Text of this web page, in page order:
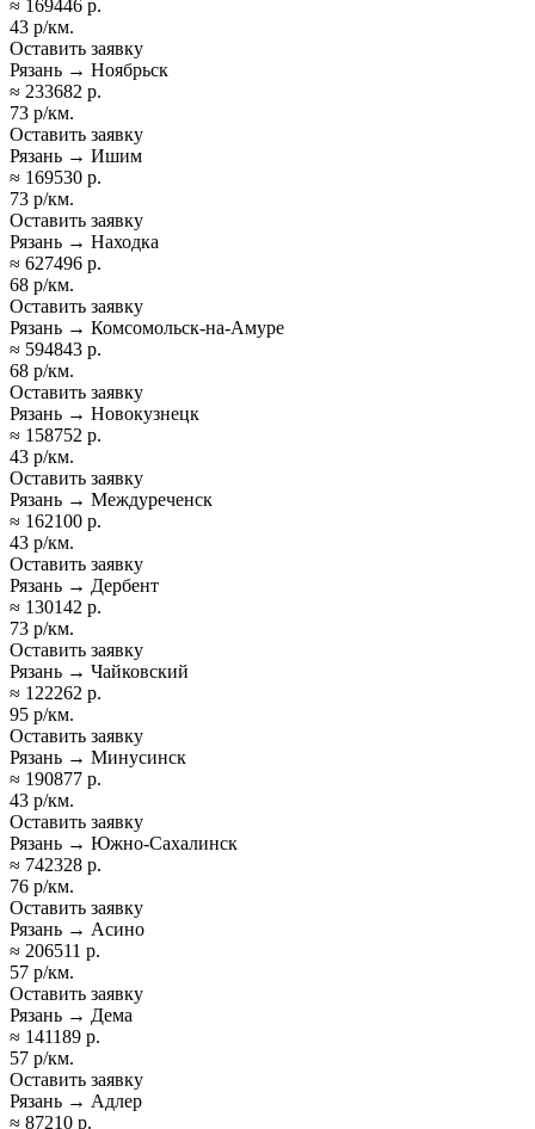
≈ 169446 р.
43 р/км.
Оставить заявку
Рязань → Ноябрьск
≈ 233682 р.
73 р/км.
Оставить заявку
Рязань → Ишим
≈ 169530 р.
73 р/км.
Оставить заявку
Рязань → Находка
≈ 627496 р.
68 р/км.
Оставить заявку
Рязань → Комсомольск-на-Амуре
≈ 594843 р.
68 р/км.
Оставить заявку
Рязань → Новокузнецк
≈ 158752 р.
43 р/км.
Оставить заявку
Рязань → Междуреченск
≈ 162100 р.
43 р/км.
Оставить заявку
Рязань → Дербент
≈ 130142 р.
73 р/км.
Оставить заявку
Рязань → Чайковский
≈ 122262 р.
95 р/км.
Оставить заявку
Рязань → Минусинск
≈ 190877 р.
43 р/км.
Оставить заявку
Рязань → Южно-Сахалинск
≈ 742328 р.
76 р/км.
Оставить заявку
Рязань → Асино
≈ 206511 р.
57 р/км.
Оставить заявку
Рязань → Дема
≈ 141189 р.
57 р/км.
Оставить заявку
Рязань → Адлер
≈ 87210 р.